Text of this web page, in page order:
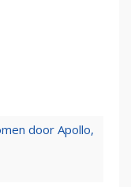
door Apollo,